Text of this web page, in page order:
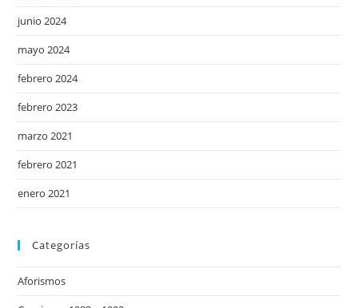
junio 2024
mayo 2024
febrero 2024
febrero 2023
marzo 2021
febrero 2021
enero 2021
Categorías
Aforismos